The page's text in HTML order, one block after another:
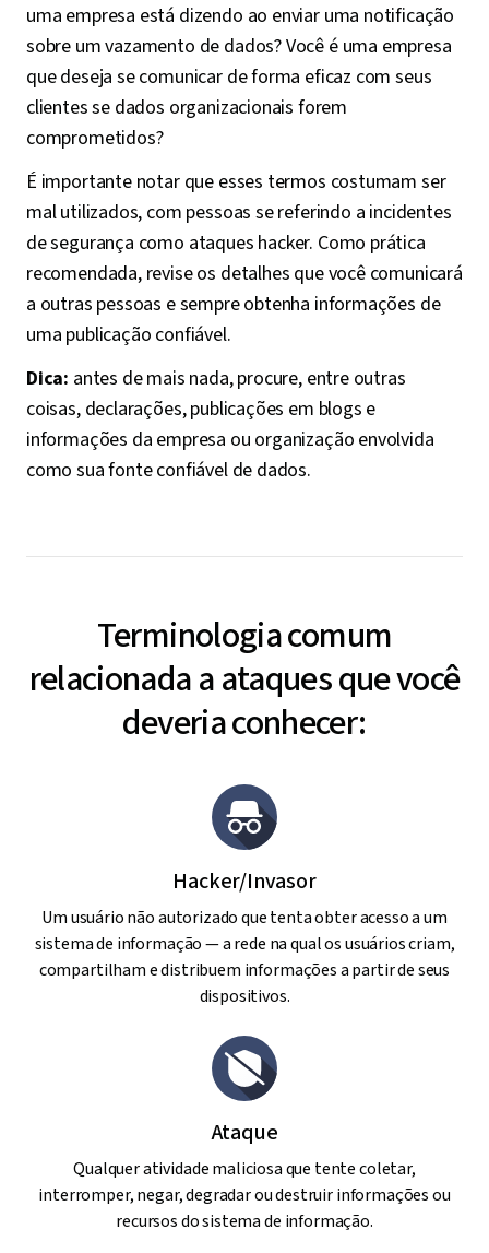
uma empresa está dizendo ao enviar uma notificação
sobre um vazamento de dados? Você é uma empresa
que deseja se comunicar de forma eficaz com seus
clientes se dados organizacionais forem
comprometidos?
É importante notar que esses termos costumam ser
mal utilizados, com pessoas se referindo a incidentes
de segurança como ataques hacker. Como prática
recomendada, revise os detalhes que você comunicará
a outras pessoas e sempre obtenha informações de
uma publicação confiável.
Dica: antes de mais nada, procure, entre outras
coisas, declarações, publicações em blogs e
informações da empresa ou organização envolvida
como sua fonte confiável de dados.
Terminologia comum
relacionada a ataques que você
deveria conhecer:
Hacker/Invasor
Um usuário não autorizado que tenta obter acesso a um
sistema de informação — a rede na qual os usuários criam,
compartilham e distribuem informações a partir de seus
dispositivos.
Ataque
Qualquer atividade maliciosa que tente coletar,
interromper, negar, degradar ou destruir informações ou
recursos do sistema de informação.